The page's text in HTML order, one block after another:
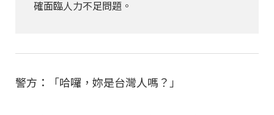
確面臨人力不足問題。
警方：「哈囉，妳是台灣人嗎？」